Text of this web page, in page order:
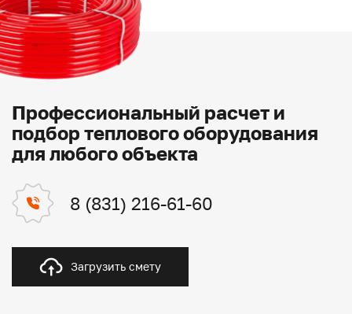
Профессиональный расчет и
подбор теплового оборудования
для любого объекта
8 (831) 216-61-60
Загрузить смету